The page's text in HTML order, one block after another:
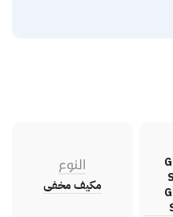
النوع
مكيف مخفى